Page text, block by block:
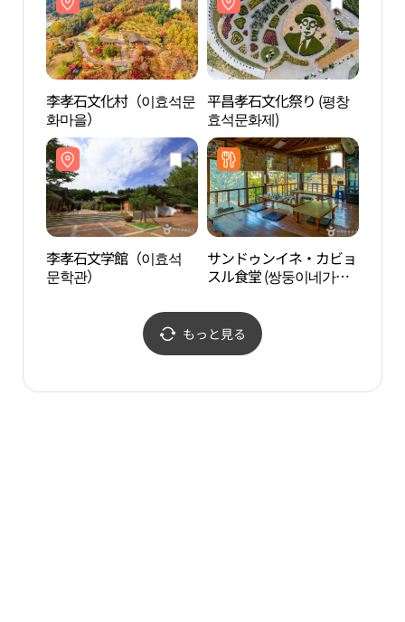
李孝石文化村（이효석문
화마을）
平昌孝石文化祭り (평창
효석문화제)
李孝石文学館（이효석
문학관）
サンドゥンイネ・カビョ
スル食堂 (쌍둥이네가벼
もっと見る